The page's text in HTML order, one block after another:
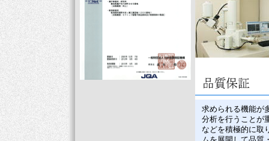
求められる機能が
分析を行うことが
などを積極的に取